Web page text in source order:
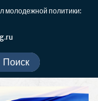
политики: